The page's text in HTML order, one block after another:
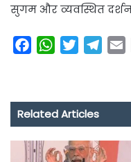
सुगम और व्यवस्थित
e
b
o
W
t
s
p
t
t
r
e
a
i
Related Articles